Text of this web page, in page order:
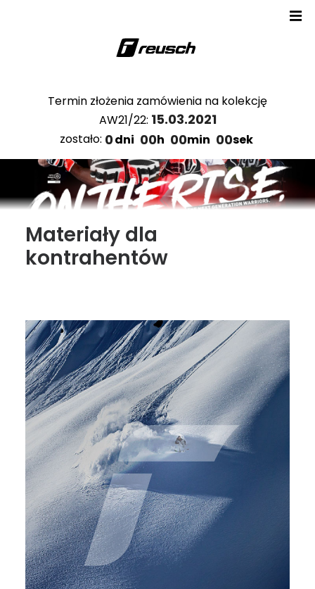
Termin złożenia zamówienia na kolekcję
AW21/22: 15.03.2021
zostało: 0dni 00h 00min 00sek
Technologie
Zamówienie
Warunki handlowe
Zobacz inne marki:
Materiały dla
kontrahentów